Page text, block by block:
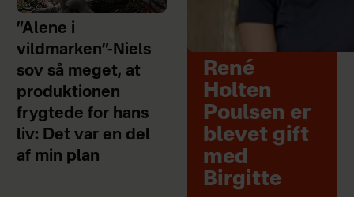
”Alene i
vildmarken”-Niels
sov så meget, at
produktionen
frygtede for hans
liv: Det var en del
af min plan
René
Holten
Poulsen er
blevet gift
med
Birgitte